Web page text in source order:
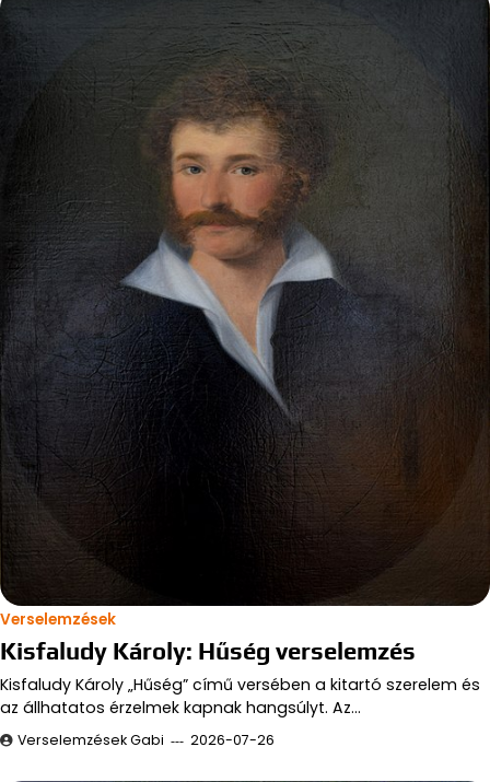
Verselemzések
Kisfaludy Károly: Hűség verselemzés
Kisfaludy Károly „Hűség” című versében a kitartó szerelem és
az állhatatos érzelmek kapnak hangsúlyt. Az…
Verselemzések Gabi 2026-07-26